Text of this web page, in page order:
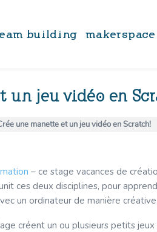
building makerspace
un jeu vidéo en
une manette et un jeu vidéo en Scratch!
– ce stage vacances de
ces deux disciplines, pour
un ordinateur de manière créative.
créent un ou plusieurs petits